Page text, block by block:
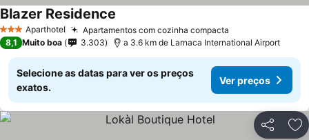
3 EstrelasAparthotel Apartamentos com cozinha compacta
Blazer Residence
8,1 Muito boa 3.303 a 3.6 km de Larnaca International Airport
Selecione as datas para ver os preços
exatos.
Ver preços
Partilhar